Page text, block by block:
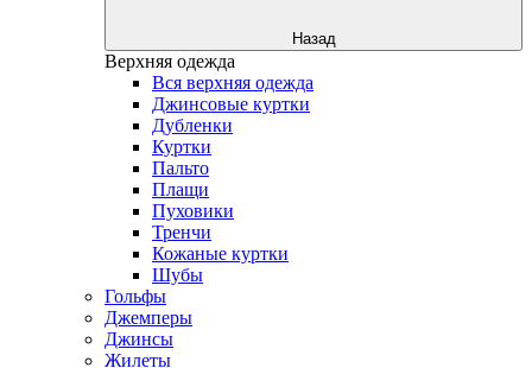
Назад
Верхняя одежда
Вся верхняя одежда
Джинсовые куртки
Дубленки
Куртки
Пальто
Плащи
Пуховики
Тренчи
Кожаные куртки
Шубы
Гольфы
Джемперы
Джинсы
Жилеты